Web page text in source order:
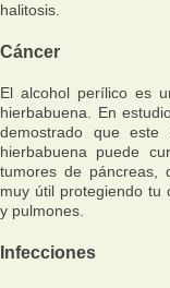
halitosis.
Cáncer
El alcohol perílico es
hierbabuena. En
demostrado que
hierbabuena puede
tumores de páncreas,
muy útil protegiendo tu
y pulmones.
Infecciones